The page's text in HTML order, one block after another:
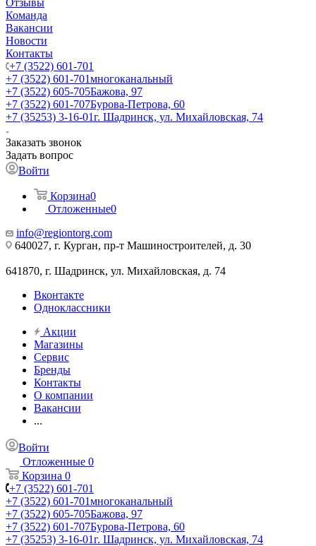
Отзывы
Команда
Вакансии
Новости
Контакты
+7 (3522) 601-701
+7 (3522) 601-701многоканальный
+7 (3522) 605-705Бажова, 97
+7 (3522) 601-707Бурова-Петрова, 60
+7 (35253) 3-16-01г. Шадринск, ул. Михайловская, 74
Заказать звонок
Задать вопрос
Войти
Корзина0
Отложенные0
info@regiontorg.com
640027, г. Курган, пр-т Машиностроителей, д. 30
641870, г. Шадринск, ул. Михайловская, д. 74
Вконтакте
Одноклассники
Акции
Магазины
Сервис
Бренды
Контакты
О компании
Вакансии
...
Войти
Отложенные 0
Корзина 0
+7 (3522) 601-701
+7 (3522) 601-701многоканальный
+7 (3522) 605-705Бажова, 97
+7 (3522) 601-707Бурова-Петрова, 60
+7 (35253) 3-16-01г. Шадринск, ул. Михайловская, 74